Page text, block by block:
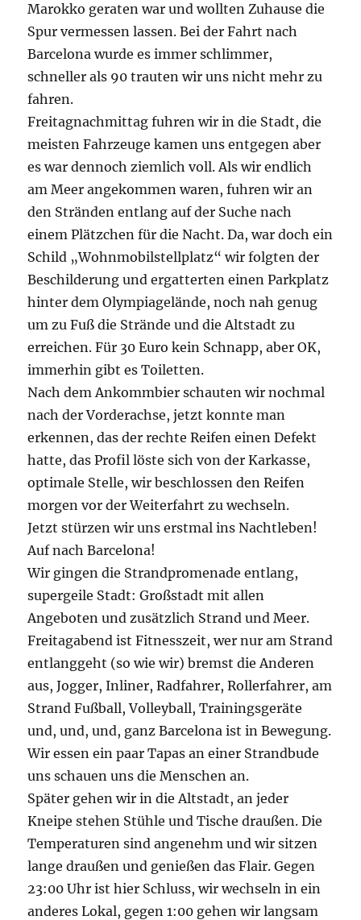
Marokko geraten war und wollten Zuhause die
Spur vermessen lassen. Bei der Fahrt nach
Barcelona wurde es immer schlimmer,
schneller als 90 trauten wir uns nicht mehr zu
fahren.
Freitagnachmittag fuhren wir in die Stadt, die
meisten Fahrzeuge kamen uns entgegen aber
es war dennoch ziemlich voll. Als wir endlich
am Meer angekommen waren, fuhren wir an
den Stränden entlang auf der Suche nach
einem Plätzchen für die Nacht. Da, war doch ein
Schild „Wohnmobilstellplatz“ wir folgten der
Beschilderung und ergatterten einen Parkplatz
hinter dem Olympiagelände, noch nah genug
um zu Fuß die Strände und die Altstadt zu
erreichen. Für 30 Euro kein Schnapp, aber OK,
immerhin gibt es Toiletten.
Nach dem Ankommbier schauten wir nochmal
nach der Vorderachse, jetzt konnte man
erkennen, das der rechte Reifen einen Defekt
hatte, das Profil löste sich von der Karkasse,
optimale Stelle, wir beschlossen den Reifen
morgen vor der Weiterfahrt zu wechseln.
Jetzt stürzen wir uns erstmal ins Nachtleben!
Auf nach Barcelona!
Wir gingen die Strandpromenade entlang,
supergeile Stadt: Großstadt mit allen
Angeboten und zusätzlich Strand und Meer.
Freitagabend ist Fitnesszeit, wer nur am Strand
entlanggeht (so wie wir) bremst die Anderen
aus, Jogger, Inliner, Radfahrer, Rollerfahrer, am
Strand Fußball, Volleyball, Trainingsgeräte
und, und, und, ganz Barcelona ist in Bewegung.
Wir essen ein paar Tapas an einer Strandbude
uns schauen uns die Menschen an.
Später gehen wir in die Altstadt, an jeder
Kneipe stehen Stühle und Tische draußen. Die
Temperaturen sind angenehm und wir sitzen
lange draußen und genießen das Flair. Gegen
23:00 Uhr ist hier Schluss, wir wechseln in ein
anderes Lokal, gegen 1:00 gehen wir langsam